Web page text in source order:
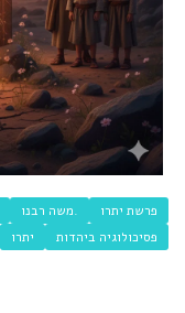
פרשת יתרו .משה רבנו
פסיכולוגיה ביהדות
יתרו